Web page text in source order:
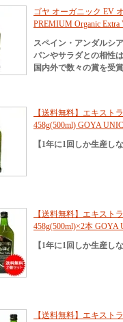
ゴヤ オーガニック EV
PREMIUM Organic Extra
スペイン・アンダルシ
パンやサラダとの相性
国内外で数々の賞を受賞
【送料無料】エキスト
458g(500ml) GOYA
【1年に1回しか生産し
【送料無料】エキスト
458g(500ml)×2本 GOYA
【1年に1回しか生産し
【送料無料】エキスト